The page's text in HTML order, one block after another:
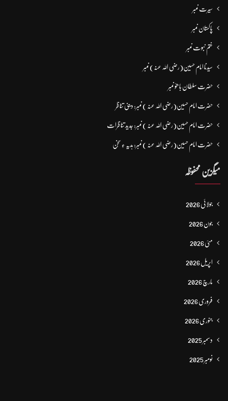
سیرت نمبر
پاکستان نمبر
ختم نبوت نمبر
سیدنا امام حسین(رضی اللہ عنہ) نمبر
حضرت سلطان باھوؒ نمبر
حضرت امام حسین(رضی اللہ عنہ ) نمبر: دینی تناظر
حضرت امام حسین(رضی اللہ عنہ ) نمبر: جدید تناظرات
حضرت امام حسین(رضی اللہ عنہ ) نمبر: ہدیہ ءِ سُخن
میگزین محفوظہ
جولائی 2026
جون 2026
مئی 2026
اپریل 2026
مارچ 2026
فروری 2026
جنوری 2026
دسمبر 2025
نومبر 2025